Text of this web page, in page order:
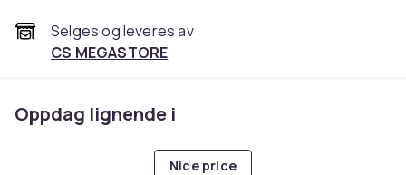
Selges og leveres av
CS MEGASTORE
Oppdag lignende i
Nice price